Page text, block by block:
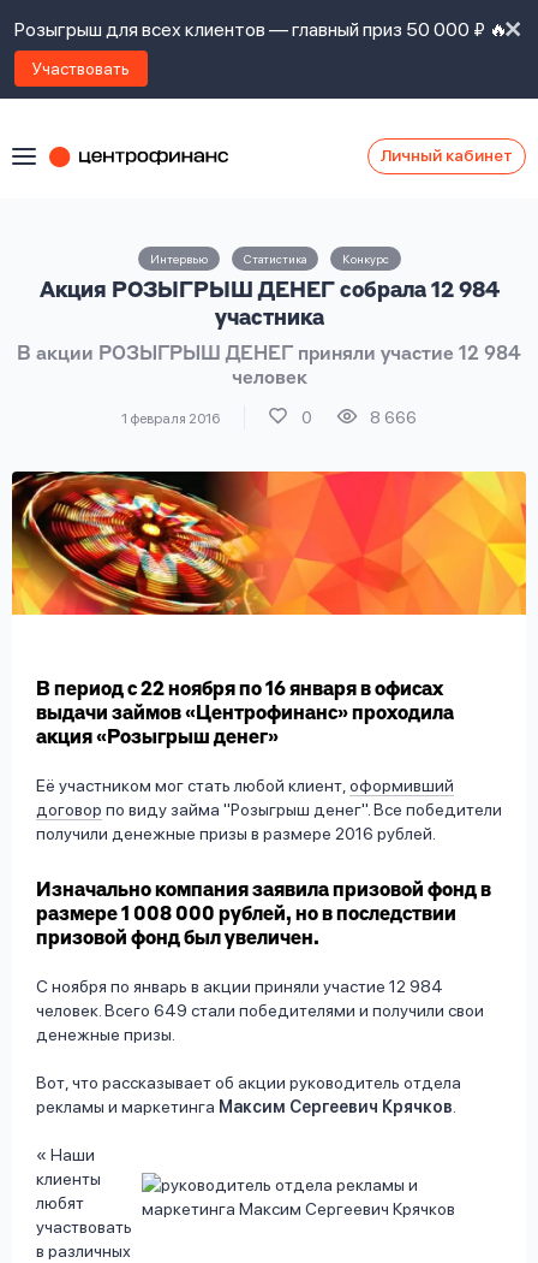
Розыгрыш для всех клиентов — главный приз 50 000 ₽ 🔥
Участвовать
Личный кабинет
Интервью Статистика Конкурс
Акция РОЗЫГРЫШ ДЕНЕГ собрала 12 984
участника
В акции РОЗЫГРЫШ ДЕНЕГ приняли участие 12 984
человек
1 февраля 2016 0 8 666
В период с 22 ноября по 16 января в офисах
выдачи займов «Центрофинанс» проходила
акция «Розыгрыш денег»
Её участником мог стать любой клиент,оформивший
договор по виду займа "Розыгрыш денег". Все победители
получили денежные призы в размере 2016 рублей.
Изначально компания заявила призовой фонд в
размере 1 008 000 рублей, но в последствии
призовой фонд был увеличен.
С ноября по январь в акции приняли участие 12 984
человек. Всего 649 стали победителями и получили свои
денежные призы.
Вот, что рассказывает об акции руководитель отдела
рекламы и маркетинга Максим Сергеевич Крячков.
Наши
клиенты
любят
участвовать
в различных
Наши
Задать
вопрос
на
вопросы
ознакомлен
с
займов,
сайта,
на
обработку
личных
данных